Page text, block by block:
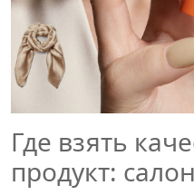
Где взять
продукт: